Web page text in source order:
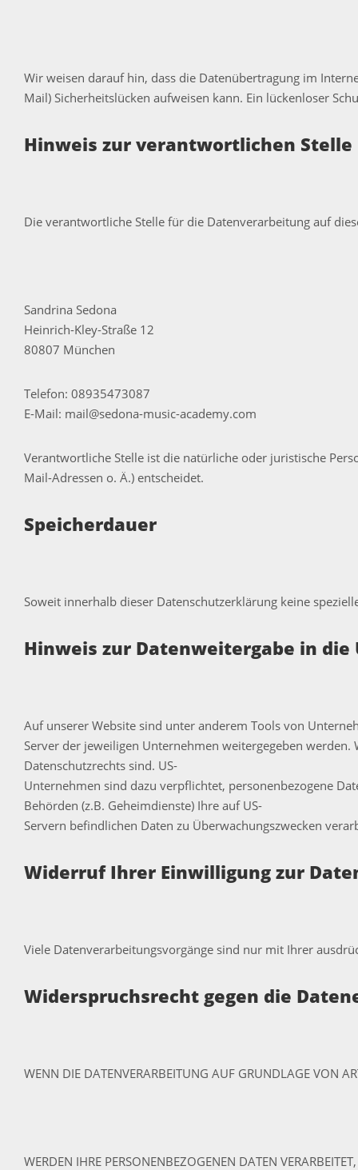
Wir weisen darauf hin, dass die Datenübertragung im
Mail) Sicherheitslücken aufweisen kann. Ein lückenloser
Hinweis zur verantwortlichen Stelle
Die verantwortliche Stelle für die Datenverarbeitung auf
Sandrina Sedona
Heinrich-Kley-Straße 12
80807 München
Telefon: 08935473087
E-Mail: mail@sedona-music-academy.com
Verantwortliche Stelle ist die natürliche oder juristische
Mail-Adressen o. Ä.) entscheidet.
Speicherdauer
Soweit innerhalb dieser Datenschutzerklärung keine
Hinweis zur Datenweitergabe in die
Auf unserer Website sind unter anderem Tools von
Server der jeweiligen Unternehmen weitergegeben
Datenschutzrechts sind. US-
Unternehmen sind dazu verpflichtet, personenbezogene
Behörden (z.B. Geheimdienste) Ihre auf US-
Servern befindlichen Daten zu Überwachungszwecken
Widerruf Ihrer Einwilligung zur
Viele Datenverarbeitungsvorgänge sind nur mit Ihrer
Widerspruchsrecht gegen die
WENN DIE DATENVERARBEITUNG AUF GRUNDLAGE VON
WERDEN IHRE PERSONENBEZOGENEN DATEN